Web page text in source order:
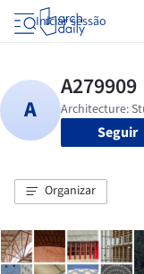
Iniciar sessão
Seguir
Organizar